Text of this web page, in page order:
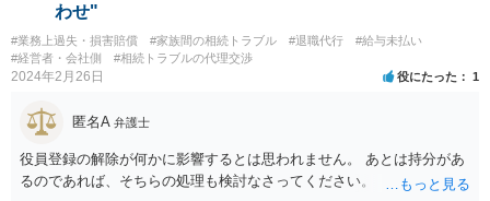
わせ"
#業務上過失・損害賠償 #家族間の相続トラブル #退職代行
#給与未払い
#経営者・会社側
#相続トラブルの代理交渉
2024年2月26日 役にたった 1
匿名A 弁護士
役員登録の解除が何かに影響するとは思われません。 あとは持分があ
るのであれば、そちらの処理も検討なさってください。